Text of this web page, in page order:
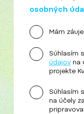
osobných
Mám
Súhlasím
údajov na
projekte
Súhlasím
na účely